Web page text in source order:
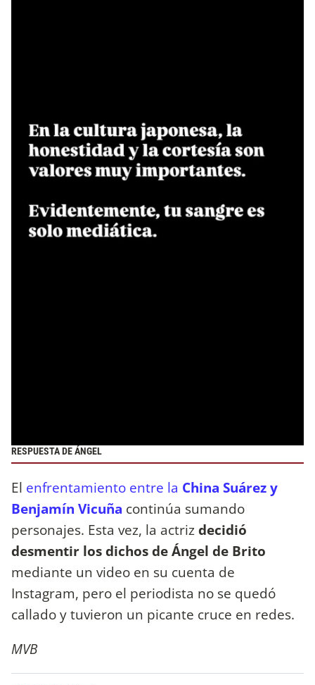
RESPUESTA DE ÁNGEL
El enfrentamiento entre la China Suárez y
Benjamín Vicuña continúa sumando
personajes. Esta vez, la actrizdecidió
desmentir los dichos de Ángel de Brito
mediante un video en su cuenta de
Instagram, pero el periodista no se quedó
callado y tuvieron un picante cruce en redes.
MVB